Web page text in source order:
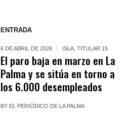
ENTRADA
6 DE ABRIL DE 2026 ISLA ,TITULAR 15
El paro baja en marzo en La
Palma y se sitúa en torno a
los 6.000 desempleados
BY EL PERIÓDICO DE LA PALMA